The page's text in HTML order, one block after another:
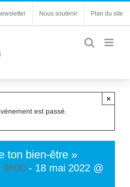
Nous soutenir Plan du site
est passé.
×
ton bien-être »
9h00 - 18 mai 2022 @